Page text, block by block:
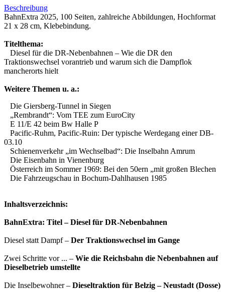
Beschreibung
BahnExtra 2025, 100 Seiten, zahlreiche Abbildungen, Hochformat
21 x 28 cm, Klebebindung.
Titelthema:
Diesel für die DR-Nebenbahnen – Wie die DR den
Traktionswechsel vorantrieb und warum sich die Dampflok
mancherorts hielt
Weitere Themen u. a.:
Die Giersberg-Tunnel in Siegen
„Rembrandt“: Vom TEE zum EuroCity
E 11/E 42 beim Bw Halle P
Pacific-Ruhm, Pacific-Ruin: Der typische Werdegang einer DB-
03.10
Schienenverkehr „im Wechselbad“: Die Inselbahn Amrum
Die Eisenbahn in Vienenburg
Österreich im Sommer 1969: Bei den 50ern „mit großen Blechen
Die Fahrzeugschau in Bochum-Dahlhausen 1985
Inhaltsverzeichnis:
BahnExtra: Titel – Diesel für DR-Nebenbahnen
Diesel statt Dampf – Der Traktionswechsel im Gange
Zwei Schritte vor ... – Wie die Reichsbahn die Nebenbahnen auf
Dieselbetrieb umstellte
Die Inselbewohner – Dieseltraktion für Belzig – Neustadt (Dosse)